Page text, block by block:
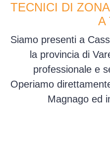
TECNICI DI
A
Siamo presenti a
la provincia di
professionale e
Operiamo
Magnago ed